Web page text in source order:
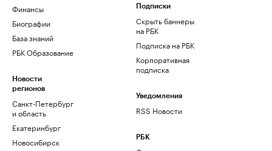
Финансы
Биографии
База знаний
РБК Образование
Новости
регионов
Санкт-Петербург
и область
Екатеринбург
Новосибирск
Подписки
Скрыть баннеры
на РБК
Подписка на РБК
Корпоративная
подписка
Уведомления
RSS Новости
РБК